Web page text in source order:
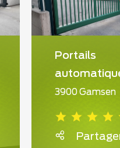
Portails
3900 Gamsen